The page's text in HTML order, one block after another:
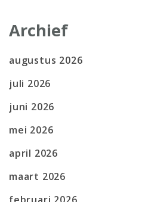
Archief
augustus 2026
juli 2026
juni 2026
mei 2026
april 2026
maart 2026